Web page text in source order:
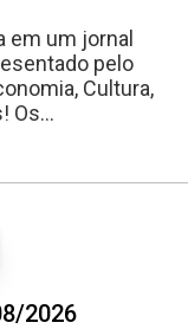
em um jornal
pelo
Cultura,
Os...
2026